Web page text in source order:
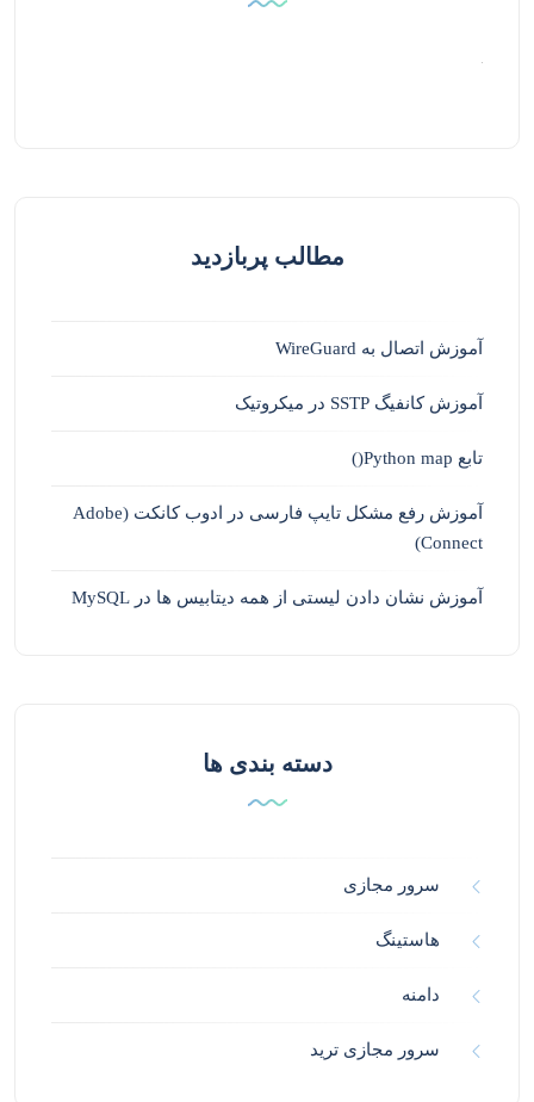
مطالب پربازدید
آموزش اتصال به WireGuard
آموزش کانفیگ SSTP در میکروتیک
تابع Python map()
آموزش رفع مشکل تایپ فارسی در ادوب کانکت (Adobe
Connect)
آموزش نشان دادن لیستی از همه دیتابیس ها در MySQL
دسته بندی ها
سرور مجازی
هاستینگ
دامنه
سرور مجازی ترید